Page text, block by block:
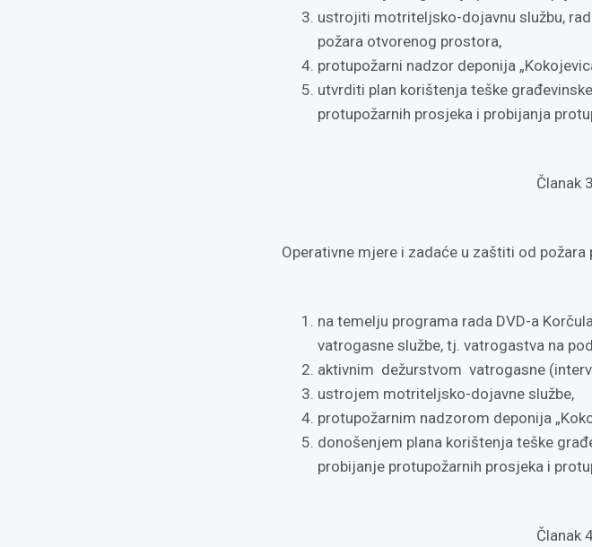
ustrojiti motriteljsko-dojavnu službu,
požara otvorenog prostora,
protupožarni nadzor deponija
utvrditi plan korištenja teške
protupožarnih prosjeka i probijanja
Članak
Operativne mjere i zadaće u zaštiti od
na temelju programa rada DVD-a
vatrogasne službe, tj. vatrogastva na
aktivnim dežurstvom vatrogasne
ustrojem motriteljsko-dojavne službe,
protupožarnim nadzorom deponija
donošenjem plana korištenja teške
probijanje protupožarnih prosjeka i
Članak